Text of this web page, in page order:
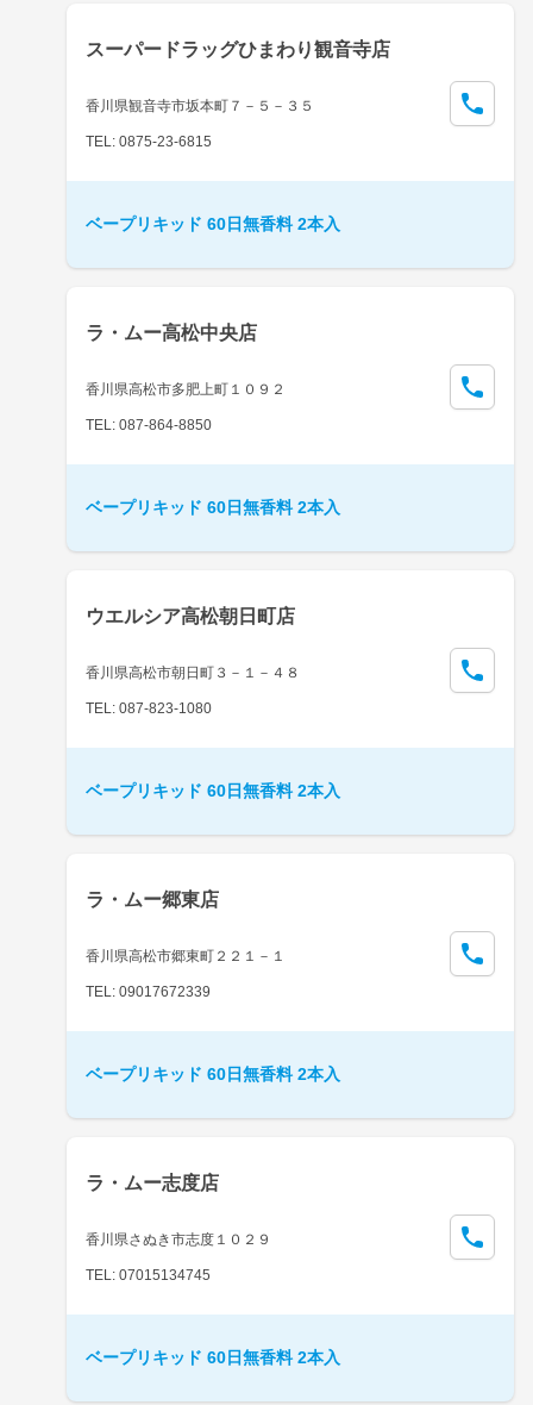
スーパードラッグひまわり観音寺店
香川県観音寺市坂本町７－５－３５
TEL: 0875-23-6815
ベープリキッド 60日無香料 2本入
ラ・ムー高松中央店
香川県高松市多肥上町１０９２
TEL: 087-864-8850
ベープリキッド 60日無香料 2本入
ウエルシア高松朝日町店
香川県高松市朝日町３－１－４８
TEL: 087-823-1080
ベープリキッド 60日無香料 2本入
ラ・ムー郷東店
香川県高松市郷東町２２１－１
TEL: 09017672339
ベープリキッド 60日無香料 2本入
ラ・ムー志度店
香川県さぬき市志度１０２９
TEL: 07015134745
ベープリキッド 60日無香料 2本入